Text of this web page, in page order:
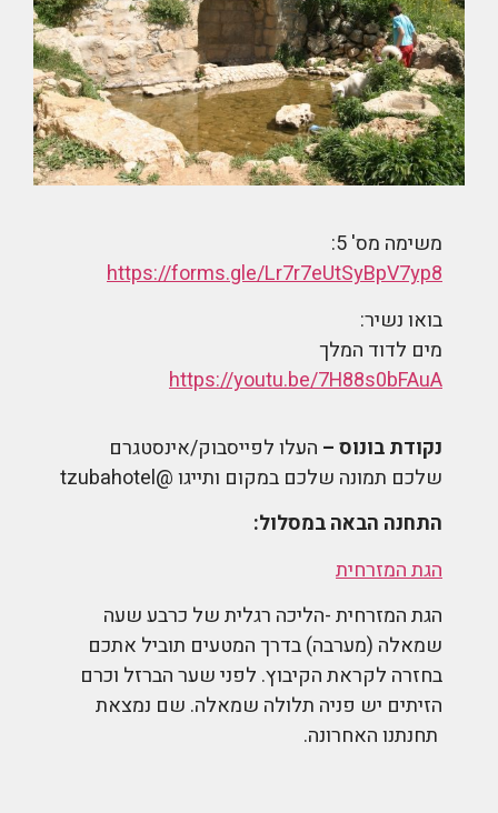
משימה מס' 5:
https://forms.gle/Lr7r7eUtSyBpV7yp8
בואו נשיר:
מים לדוד המלך
https://youtu.be/7H88s0bFAuA
נקודת בונוס – העלו לפייסבוק/אינסטגרם
שלכם תמונה שלכם במקום ותייגו @tzubahotel
התחנה הבאה במסלול:
הגת המזרחית
הגת המזרחית -הליכה רגלית של כרבע שעה
שמאלה (מערבה) בדרך המטעים תוביל אתכם
בחזרה לקראת הקיבוץ. לפני שער הברזל וכרם
הזיתים יש פניה תלולה שמאלה. שם נמצאת
תחנתנו האחרונה.